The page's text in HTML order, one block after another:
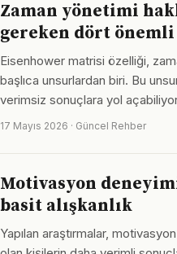
Zaman yönetimi
gereken dört
Eisenhower matrisi özelliği,
başlıca unsurlardan biri. Bu
verimsiz sonuçlara yol
17 Mayıs 2026 · Güncel Rehber
Motivasyon
basit alışkanlık
Yapılan araştırmalar,